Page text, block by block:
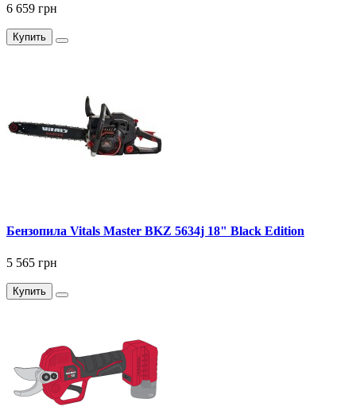
6 659 грн
Купить
Бензопила Vitals Master BKZ 5634j 18" Black Edition
5 565 грн
Купить